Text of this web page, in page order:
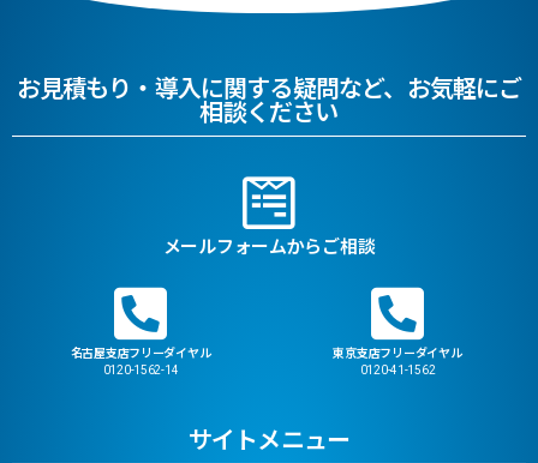
お見積もり・導入に関する疑問など、お気軽にご
相談ください
メールフォームからご相談
名古屋支店フリーダイヤル
0120-1562-14
東京支店フリーダイヤル
0120-41-1562
サイトメニュー